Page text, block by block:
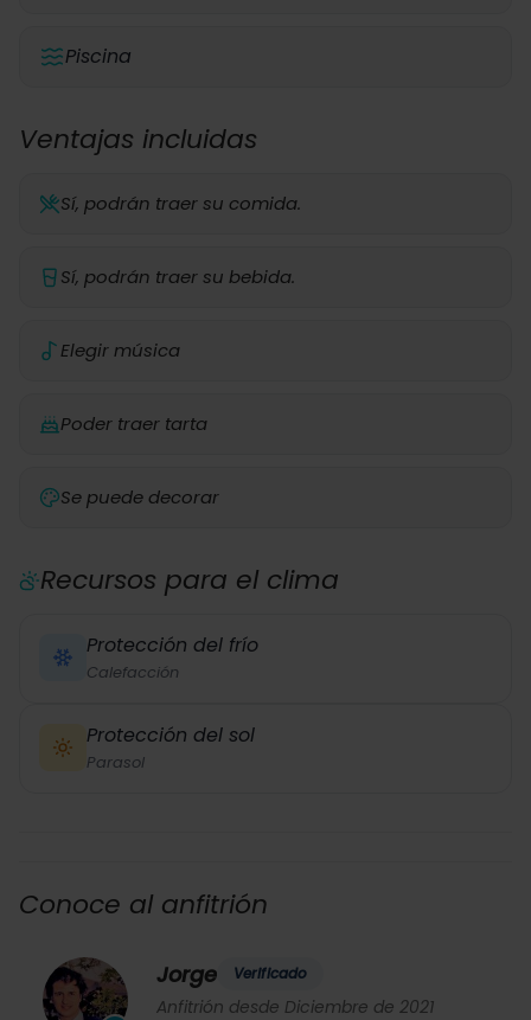
Piscina
Ventajas incluidas
Sí, podrán traer su comida.
Sí, podrán traer su bebida.
Elegir música
Poder traer tarta
Se puede decorar
Recursos para el clima
Protección del frío
Calefacción
Protección del sol
Parasol
Conoce al anfitrión
Jorge Verificado
Anfitrión desde Diciembre de 2021